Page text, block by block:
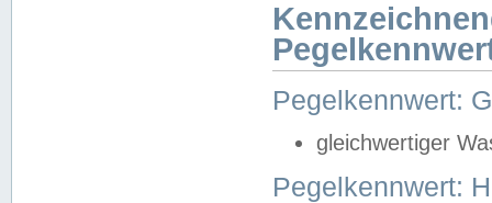
Pegelkennwert:
gleichwertiger
Pegelkennwert: